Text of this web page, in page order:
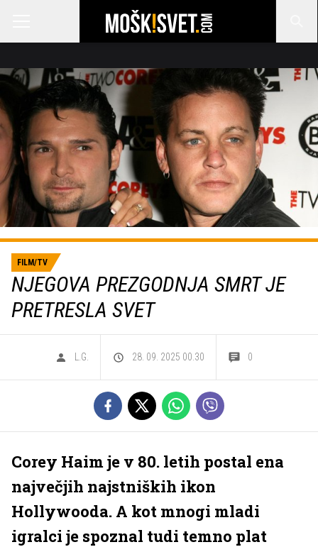
FILM/TV
NJEGOVA PREZGODNJA SMRT JE
PRETRESLA SVET
L.G. 28. 09. 2025 00.30 0
Corey Haim je v 80. letih postal ena
največjih najstniških ikon
Hollywooda. A kot mnogi mladi
igralci je spoznal tudi temno plat